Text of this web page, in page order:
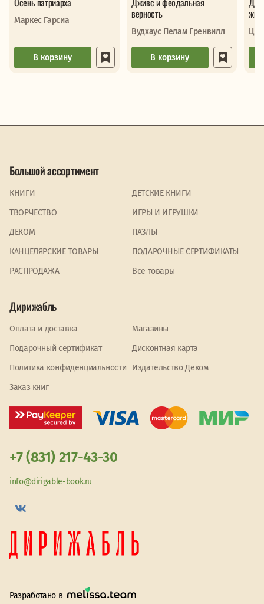
Маркес Гарсиа
В корзину
верность
Вудхаус Пелам Гренвилл
В корзину
Большой ассортимент
КНИГИ
ДЕТСКИЕ КНИГИ
ТВОРЧЕСТВО
ИГРЫ И ИГРУШКИ
ДЕКОМ
ПАЗЛЫ
КАНЦЕЛЯРСКИЕ ТОВАРЫ
ПОДАРОЧНЫЕ СЕРТИФИКАТЫ
PАСПРОДАЖА
Все товары
Дирижабль
Оплата и доставка
Магазины
Подарочный сертификат
Дисконтная карта
Политика конфиденциальности
Издательство Деком
Заказ книг
+7 (831) 217-43-30
info@dirigable-book.ru
Разработано в